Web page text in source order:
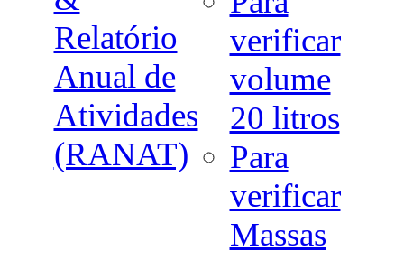
Relatório
Anual de
Atividades
(RANAT)
verificar
volume
20 litros
Para
verificar
Massas